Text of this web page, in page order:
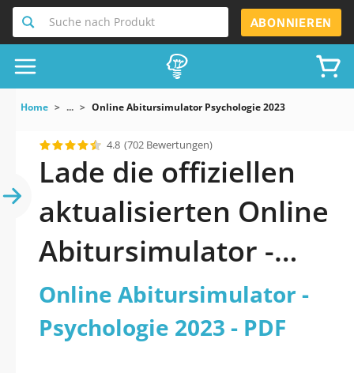
Suche nach Produkt ABONNIEREN
Home ... Online Abitursimulator Psychologie 2023
4.8 (702 Bewertungen)
Lade die offiziellen
aktualisierten Online
Abitursimulator -
Psychologie 2023
Quiz 2026 PDF
Online Abitursimulator -
Psychologie 2023 - PDF